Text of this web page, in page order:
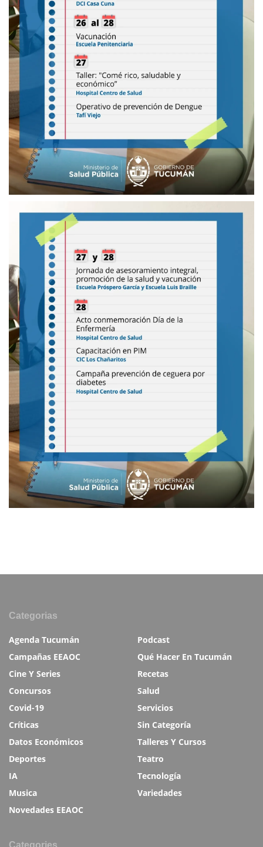
Categorias
Agenda Tucumán
Campañas EEAOC
Cine Y Series
Concursos
Covid-19
Críticas
Datos Económicos
Deportes
IA
Musica
Novedades EEAOC
Podcast
Qué Hacer En Tucumán
Recetas
Salud
Servicios
Sin Categoría
Talleres Y Cursos
Teatro
Tecnología
Variedades
Categories